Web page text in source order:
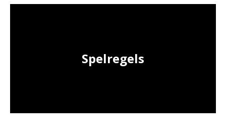
Spelregels